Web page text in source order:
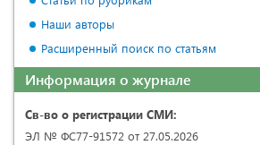
Наши авторы
Расширенный поиск по статьям
Информация о журнале
Св-во о регистрации СМИ:
ЭЛ № ФС77-91572 от 27.05.2026